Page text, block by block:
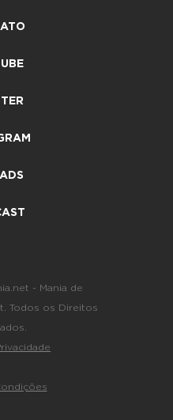
- Mania de
Todos os Direitos